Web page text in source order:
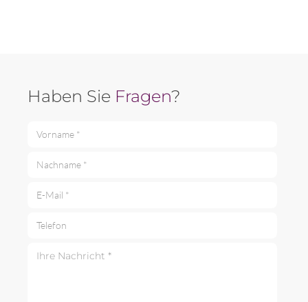
Haben Sie Fragen?